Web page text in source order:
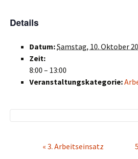
Details
Datum:Samstag, 10. Oktober
Zeit:
8:00 – 13:00
Veranstaltungskategorie:
« 3. Arbeitseinsatz